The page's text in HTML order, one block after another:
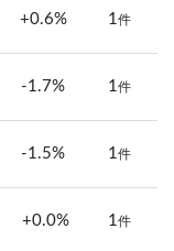
+0.6% 1件
-1.7% 1件
-1.5% 1件
+0.0% 1件